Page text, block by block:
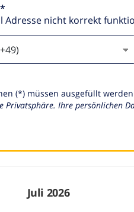
Adresse nicht korrekt
(*) müssen ausgefüllt
Privatsphäre. Ihre persönlichen
Juli 2026